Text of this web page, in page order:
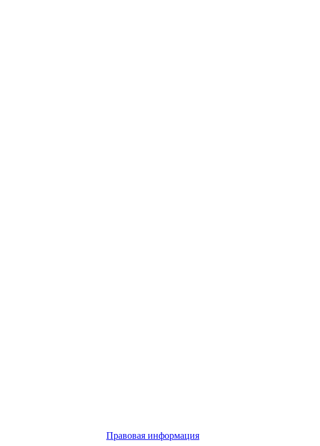
Правовая информация